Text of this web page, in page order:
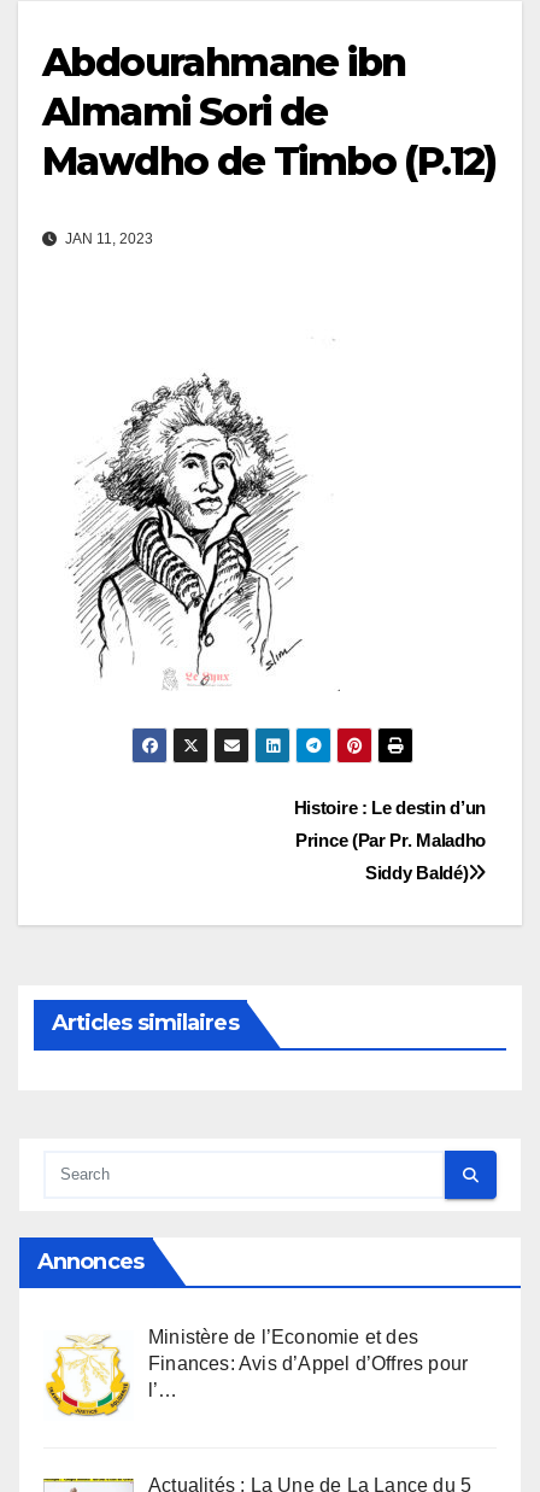
Abdourahmane ibn
Almami Sori de
Mawdho de Timbo (P.12)
JAN 11, 2023
l’article
Histoire : Le destin d’un
Prince (Par Pr. Maladho
Siddy Baldé)
Articles similaires
Annonces
Ministère de l’Economie et des
Finances: Avis d’Appel d’Offres pour
l’…
Actualités : La Une de La Lance du 5